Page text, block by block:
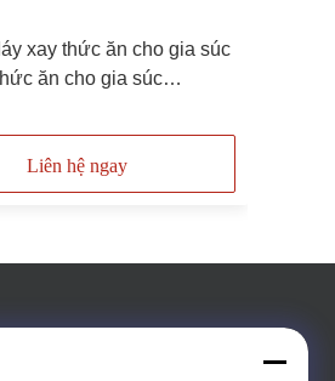
xay thức ăn cho gia súc
ăn cho gia súc
Liên hệ ngay